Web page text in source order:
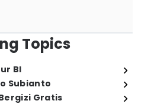
Topics
BI
Subianto
Gratis